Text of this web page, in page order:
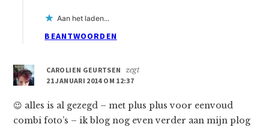
Aan het laden...
BEANTWOORDEN
CAROLIEN GEURTSEN
zegt
21 JANUARI 2014 OM 12:37
😉 alles is al gezegd – met plus plus voor eenvoud
combi foto’s – ik blog nog even verder aan mijn plog